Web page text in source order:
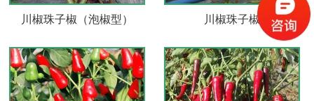
川椒珠子椒（泡椒型） 川椒珠子椒